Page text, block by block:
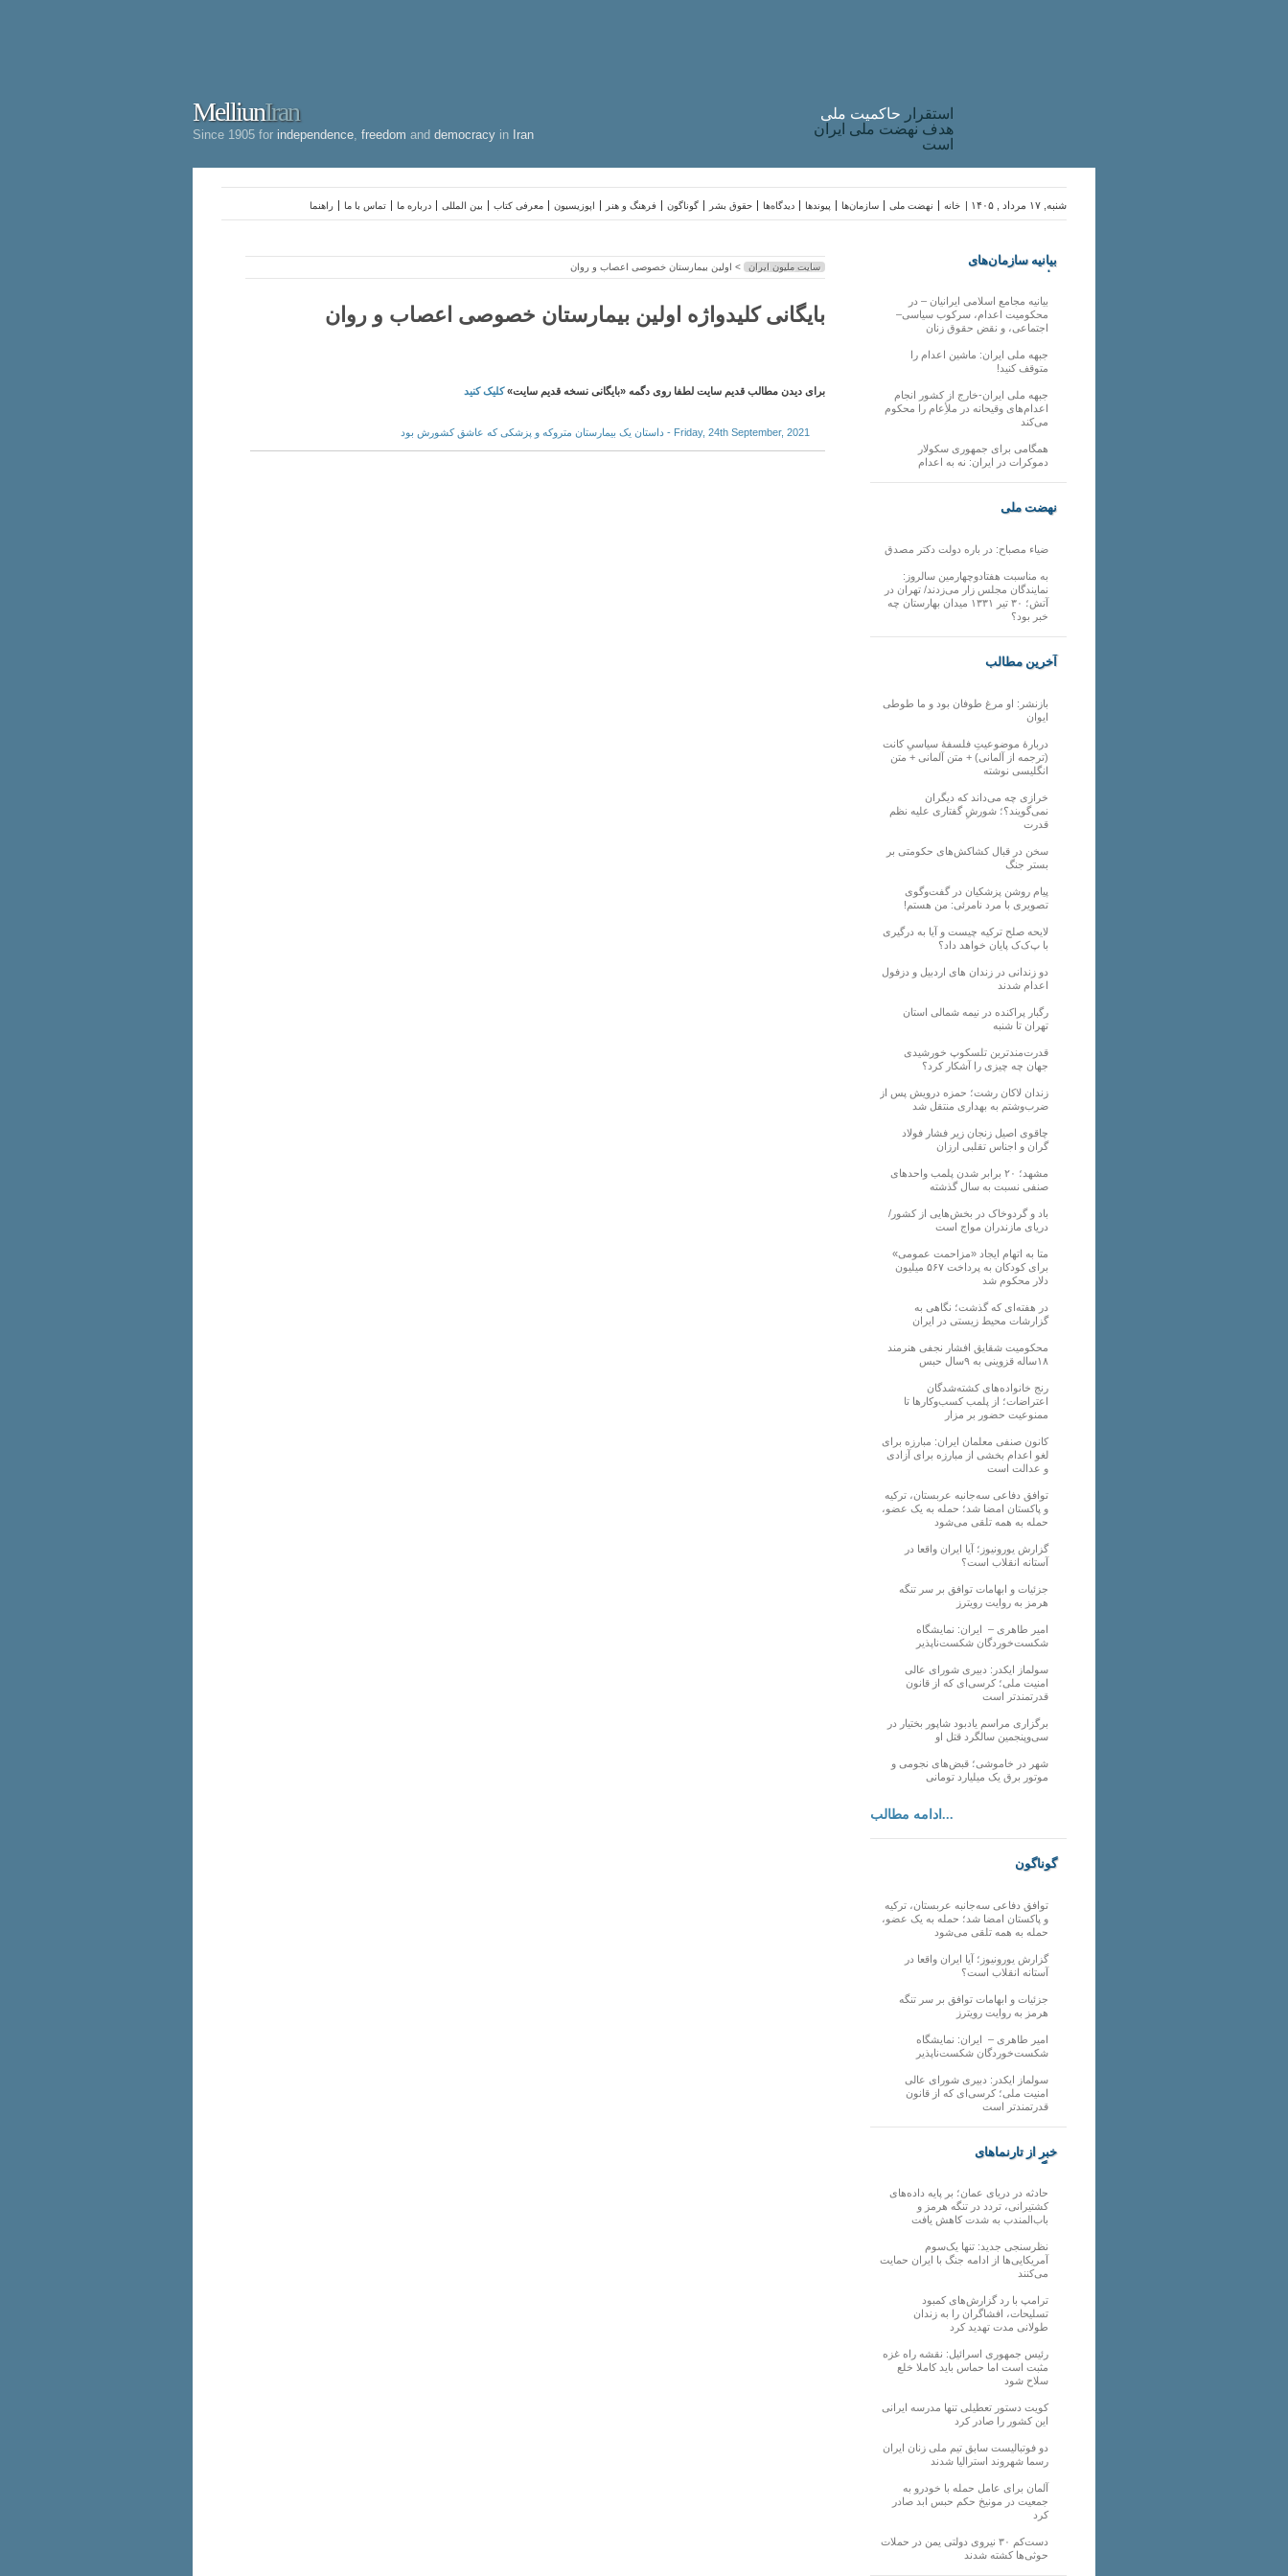
MelliunIran
Since 1905 for independence freedom and democracy in Iran
استقرار حاکميت ملی
هدف نهضت ملی ایران
است
راهنما تماس با ما درباره ما بین المللی معرفی کتاب اپوزیسیون فرهنگ و هنر گوناگون حقوق بشر دیدگاه‌ها پیوندها سازمان‌ها نهضت ملی خانه شنبه, ۱۷ مرداد , ۱۴۰۵ |
سایت ملیون ایران > اولین بیمارستان خصوصی اعصاب و روان
بایگانی کلیدواژه اولین بیمارستان خصوصی اعصاب و روان
برای دیدن مطالب قدیم سایت لطفا روی دگمه «بایگانی نسخه قدیم سایت»کلیک کنید
Friday, 24th September, 2021 - داستان یک بیمارستان متروکه و پزشکی که عاشق کشورش بود
بیانیه سازمان‌های
ملی
بیانیه مجامع اسلامی ایرانیان – در
محکومیت اعدام، سرکوب سیاسی–
اجتماعی، و نقض حقوق زنان
جبهه ملی ایران: ماشین اعدام را
متوقف کنید!
جبهه ملی ایران-خارج از کشور انجام
اعدام‌های وقیحانه در ملأِعام را محکوم
می‌کند
همگامی برای جمهوری سکولار
دموکرات در ایران: نه به اعدام
نهضت ملی
ضیاء مصباح: در باره دولت دکتر مصدق
به مناسبت هفتادوچهارمین سالروز:
نمایندگان مجلس زار می‌زدند/ تهران در
آتش؛ ۳۰ تیر ۱۳۳۱ میدان بهارستان چه
خبر بود؟
آخرین مطالب
بازنشر: او مرغ طوفان بود و ما طوطی
ایوان
دربارهٔ موضوعیتِ فلسفهٔ سیاسیِ کانت
(ترجمه از آلمانی) + متن آلمانی + متن
انگلیسی نوشته
خرازی چه می‌داند که دیگران
نمی‌گویند؟؛ شورشِ گفتاری علیه نظم
قدرت
سخن در قبال کشاکش‌های حکومتی بر
بستر جنگ
پیام روشن پزشکیان در گفت‌و‌گوی
تصویری با مرد نامرئی: من هستم!
لایحه صلح ترکیه چیست و آیا به درگیری
با پ‌ک‌ک پایان خواهد داد؟
دو زندانی در زندان های اردبیل و دزفول
اعدام شدند
رگبار پراکنده در نیمه شمالی استان
تهران تا شنبه
قدرت‌مندترین تلسکوپ خورشیدی
جهان چه چیزی را آشکار کرد؟
زندان لاکان رشت؛ حمزه درویش پس از
ضرب‌وشتم به بهداری منتقل شد
چاقوی اصیل زنجان زیر فشار فولاد
گران و اجناس تقلبی ارزان
مشهد؛ ۲۰ برابر شدن پلمب واحدهای
صنفی نسبت به سال گذشته
باد و گردوخاک در بخش‌هایی از کشور/
دریای مازندران مواج است
متا به اتهام ایجاد «مزاحمت عمومی»
برای کودکان به پرداخت ۵۶۷ میلیون
دلار محکوم شد
در هفته‌ای که گذشت؛ نگاهی به
گزارشات محیط زیستی در ایران
محکومیت شقایق افشار نجفی هنرمند
۱۸ساله قزوینی به ۹سال حبس
رنج خانواده‌های کشته‌شدگان
اعتراضات؛ از پلمب کسب‌وکارها تا
ممنوعیت حضور بر مزار
کانون صنفی معلمان ایران: مبارزه برای
لغو اعدام بخشی از مبارزه برای آزادی
و عدالت است
توافق دفاعی سه‌جانبه عربستان، ترکیه
و پاکستان امضا شد؛ حمله به یک عضو،
حمله به همه تلقی می‌شود
گزارش یورونیوز؛ آیا ایران واقعا در
آستانه انقلاب است؟
جزئیات و ابهامات توافق بر سر تنگه
هرمز به روایت رویترز
امیر طاهری – ایران: نمایشگاه
شکست‌خوردگان شکست‌ناپذیر
سولماز ایکدر: دبیری شورای عالی
امنیت ملی؛ کرسی‌ای که از قانون
قدرتمندتر است
برگزاری مراسم یادبود شاپور بختیار در
سی‌وپنجمین سالگرد قتل او
شهر در خاموشی؛ قبض‌های نجومی و
موتور برق یک میلیارد تومانی
ادامه مطالب...
گوناگون
توافق دفاعی سه‌جانبه عربستان، ترکیه
و پاکستان امضا شد؛ حمله به یک عضو،
حمله به همه تلقی می‌شود
گزارش یورونیوز؛ آیا ایران واقعا در
آستانه انقلاب است؟
جزئیات و ابهامات توافق بر سر تنگه
هرمز به روایت رویترز
امیر طاهری – ایران: نمایشگاه
شکست‌خوردگان شکست‌ناپذیر
سولماز ایکدر: دبیری شورای عالی
امنیت ملی؛ کرسی‌ای که از قانون
قدرتمندتر است
خبر از تارنماهای
دیگر
حادثه در دریای عمان؛ بر پایه داده‌های
کشتیرانی، تردد در تنگه هرمز و
باب‌المندب به شدت کاهش یافت
نظرسنجی جدید: تنها یک‌سوم
آمریکایی‌ها از ادامه جنگ با ایران حمایت
می‌کنند
ترامپ با رد گزارش‌های کمبود
تسلیحات، افشاگران را به زندان
طولانی مدت تهدید کرد
رئیس‌ جمهوری اسرائیل: نقشه راه غزه
مثبت است اما حماس باید کاملا خلع
سلاح شود
کویت دستور تعطیلی تنها مدرسه ایرانی
این کشور را صادر کرد
دو فوتبالیست سابق تیم ملی زنان ایران
رسما شهروند استرالیا شدند
آلمان برای عامل حمله با خودرو به
جمعیت در مونیخ حکم حبس ابد صادر
کرد
دست‌کم ۳۰ نیروی دولتی یمن در حملات
حوثی‌ها کشته شدند